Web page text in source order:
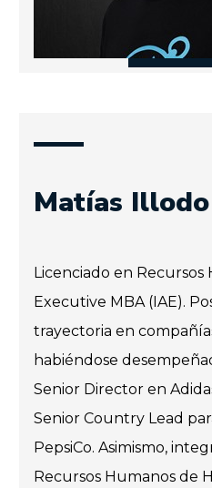
Matías
Licenciado en Recursos
Executive MBA (IAE).
trayectoria en
habiéndose
Senior Director en
Senior Country Lead
PepsiCo. Asimismo,
Recursos Humanos de